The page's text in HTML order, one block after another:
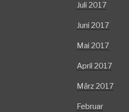
Juli 2017
Juni 2017
Mai 2017
April 2017
März 2017
Februar